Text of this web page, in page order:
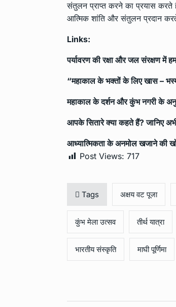
संतुलन प्राप्त करने का प्रयास करते
आत्मिक शांति और संतुलन प्रदान
Links:
पर्यावरण की रक्षा और जल संरक्षण में
“महाकाल के भक्तों के लिए खास –
महाकाल के दर्शन और कुंभ नगरी के
आपके सितारे क्या कहते हैं? जानिए
आध्यात्मिकता के अनमोल खजाने की
Post Views: 717
Tags अक्षय वट पूजा
कुंभ मेला उत्सव तीर्थ यात्रा
भारतीय संस्कृति माघी पूर्णिमा